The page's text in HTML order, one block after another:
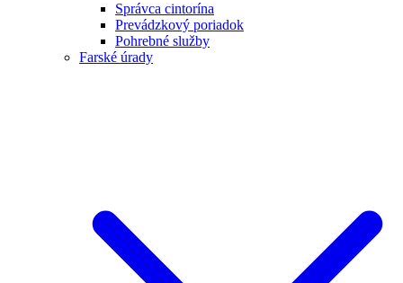
Správca cintorína
Prevádzkový poriadok
Pohrebné služby
Farské úrady